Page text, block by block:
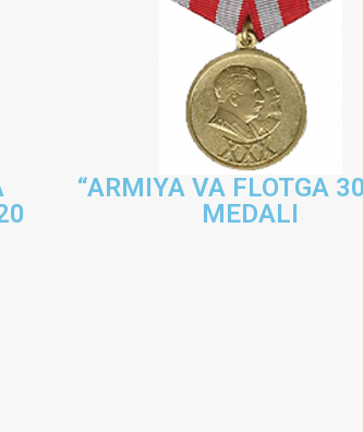
“ARMIYA VA FLOTGA
MEDALI